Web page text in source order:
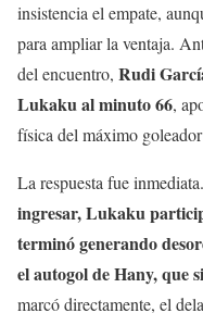
insistencia el empate,
para ampliar la ventaja.
del encuentro, Rudi
Lukaku al minuto 66,
física del máximo
La respuesta fue inmediata.
ingresar, Lukaku
terminó generando
el autogol de Hany, que
marcó directamente, el